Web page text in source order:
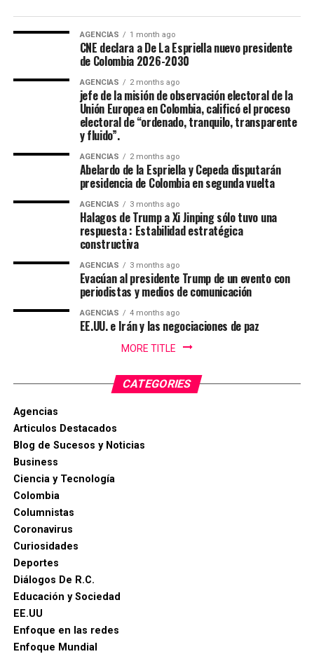
“Biden vs Trump” 2024
comuna 12 de la ciudad y obtuvo el titulo por su
carisma, dominio escenico e interpretación del baile
La Virreina Nacional del Folclor 2026, es Mariangel
Tumay Hernandez, representante del departamento del
Casanare fue elejida en la noche de coronación y
clausura del 52 Festival Del Folclor Colombiano.
Jania Raquel Osorio Mejia, representante del
departamento de Cordoba, fue coronada como la nueva
Con un balance muy positivo para la economía regional,
la alta afluencia de turistas, la gran ocupación hotelera y
el comercio local fortalecieron la economía de la ciudad.
Enfoque Periodistico y “Florida News” , da sus
agradecimientos a la Gobernación Del tolima, La
Alcaldía de Ibagué, a Cristian Torres jefe de prensa y
comunicaciónes de la alcaldia, Mauricio Hernandez Cala
de trabajo en las diferentes áreas que con su
profesionalismo, dedicación y arduo trabajo mantienen
en alto el orgullo Ibaguereño.
AGENCIAS 1 month ago
CNE declara a De La Espriella nuevo presidente
de Colombia 2026-2030
AGENCIAS 2 months ago
jefe de la misión de observación electoral de la
Unión Europea en Colombia, calificó el proceso
electoral de “ordenado, tranquilo, transparente
y fluido”.
AGENCIAS 2 months ago
Abelardo de la Espriella y Cepeda disputarán
presidencia de Colombia en segunda vuelta
AGENCIAS 3 months ago
Halagos de Trump a Xi Jinping sólo tuvo una
respuesta : Estabilidad estratégica
constructiva
AGENCIAS 3 months ago
Evacúan al presidente Trump de un evento con
periodistas y medios de comunicación
AGENCIAS 4 months ago
EE.UU. e Irán y las negociaciones de paz
MORE TITLE
CATEGORIES
Agencias
Articulos Destacados
Blog de Sucesos y Noticias
Business
Ciencia y Tecnología
Colombia
Columnistas
Coronavirus
Curiosidades
Deportes
Diálogos De R.C.
Educación y Sociedad
EE.UU
Enfoque en las redes
Enfoque Mundial